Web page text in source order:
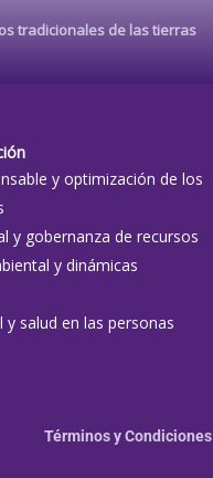
tradicionales de las tierras
y optimización de los
y gobernanza de recursos
y dinámicas
y salud en las personas
Términos y Condiciones